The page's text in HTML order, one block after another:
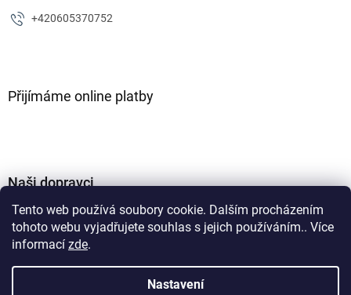
Tento web používá soubory cookie. Dalším procházením
tohoto webu vyjadřujete souhlas s jejich používáním.. Více
informací zde.
Nastavení
+420605370752
Přijímáme online platby
Naši dopravci
Vytvořil Shoptet